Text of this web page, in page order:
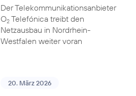
Der Telekommunikationsanbieter
O2Telefónica treibt den
Netzausbau in Nordrhein-
Westfalen weiter voran
20. März 2026